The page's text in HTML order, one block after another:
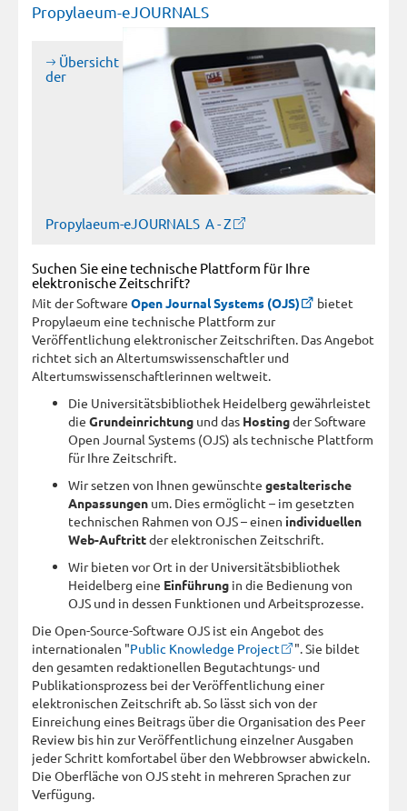
Propylaeum-eJOURNALS
Übersicht
der
Propylaeum-eJOURNALS A - Z
Suchen Sie eine technische Plattform für Ihre
elektronische Zeitschrift?
Mit der Software Open Journal Systems (OJS)
bietet
Propylaeum eine technische Plattform zur
Veröffentlichung elektronischer Zeitschriften. Das Angebot
richtet sich an Altertumswissenschaftler und
Altertumswissenschaftlerinnen weltweit.
Die Universitätsbibliothek Heidelberg gewährleistet
die Grundeinrichtung und das Hostingder Software
Open Journal Systems (OJS) als technische Plattform
für Ihre Zeitschrift.
Wir setzen von Ihnen gewünschte gestalterische
Anpassungen um. Dies ermöglicht – im gesetzten
technischen Rahmen von OJS – einen individuellen
Web-Auftrittder elektronischen Zeitschrift.
Wir bieten vor Ort in der Universitätsbibliothek
Heidelberg eine Einführung in die Bedienung von
OJS und in dessen Funktionen und Arbeitsprozesse.
Die Open-Source-Software OJS ist ein Angebot des
internationalen "Public Knowledge Project
". Sie bildet
den gesamten redaktionellen Begutachtungs- und
Publikationsprozess bei der Veröffentlichung einer
elektronischen Zeitschrift ab. So lässt sich von der
Einreichung eines Beitrags über die Organisation des Peer
Review bis hin zur Veröffentlichung einzelner Ausgaben
jeder Schritt komfortabel über den Webbrowser abwickeln.
Die Oberfläche von OJS steht in mehreren Sprachen zur
Verfügung.